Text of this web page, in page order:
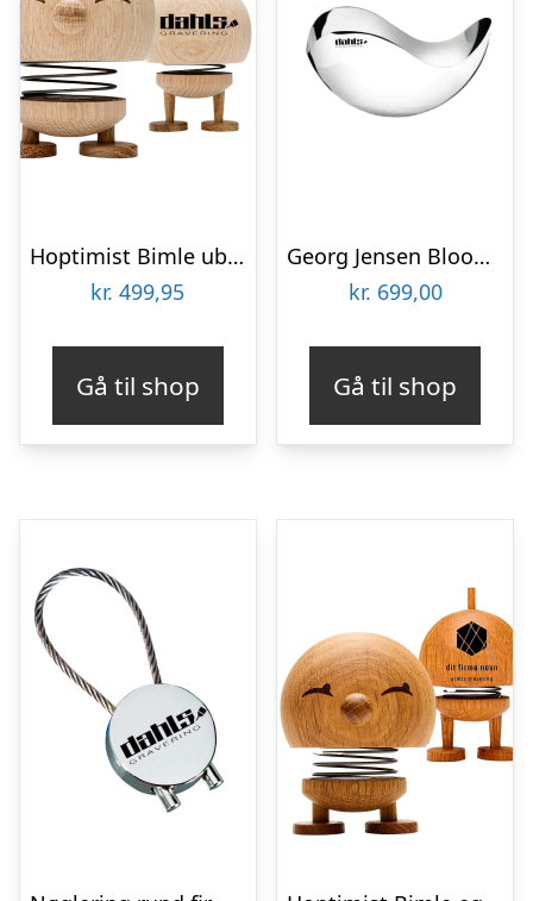
Hoptimist Bimle ubehandlet eg Medium Firmagaver med logo
kr. 499,95
Gå til shop
Georg Jensen Bloom Bowl Petite firmagaver med logo
kr. 699,00
Gå til shop